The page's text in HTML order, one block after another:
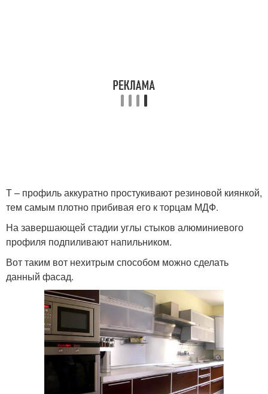
Т – профиль аккуратно простукивают резиновой киянкой,
тем самым плотно прибивая его к торцам МДФ.
На завершающей стадии углы стыков алюминиевого
профиля подпиливают напильником.
Вот таким вот нехитрым способом можно сделать
данный фасад.